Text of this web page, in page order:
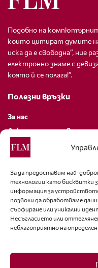
За да предоставим най-
технологии като бисквитки
информация за
позволи да обработваме
сърфиране или уникални
Несъгласието или
неблагоприятно на
Подобно на
които цитират думите
иска да е свободна”, ние
електронно знаме с
която й се полага!”.
Полезни връзки
За нас
Декларация за
Политика за бисквитки
За контакти
editor@fashion-lifestyle.net
+359 88 227 33 47
Последвайте ни
Facebook